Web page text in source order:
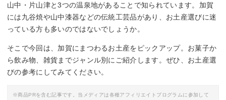
山中・片山津と3つの温泉地があることで知られています。加賀
には九谷焼や山中漆器などの伝統工芸品があり、お土産選びに迷
っている方も多いのではないでしょうか。
そこで今回は、加賀にまつわるお土産をピックアップ。お菓子か
ら飲み物、雑貨までジャンル別にご紹介します。ぜひ、お土産選
びの参考にしてみてください。
※商品PRを含む記事です。当メディアは各種アフィリエイトプログラムに参加して